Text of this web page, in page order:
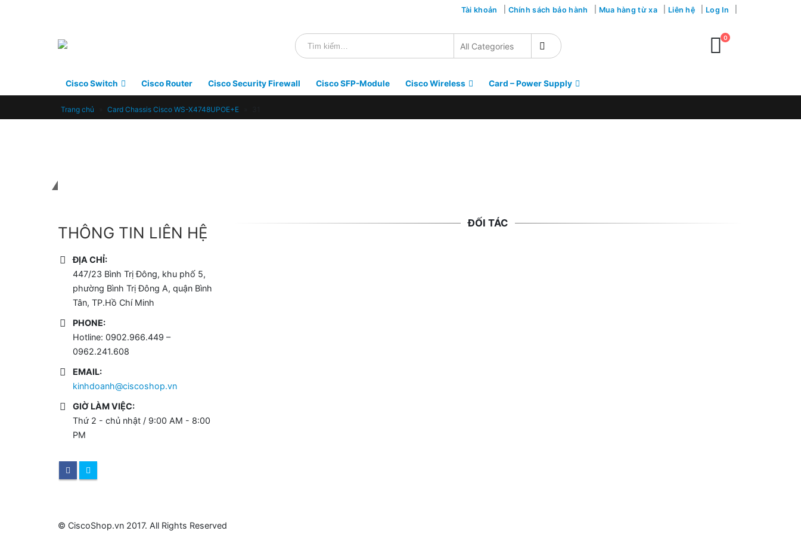
Tài khoản Chính sách bảo hành Mua hàng từ xa Liên hệ Log In
0
Cisco Switch Cisco Router Cisco Security Firewall Cisco SFP-Module Cisco Wireless Card – Power Supply
Trang chủ Card Chassis Cisco WS-X4748UPOE+E
THÔNG TIN LIÊN HỆ
ĐỊA CHỈ:
447/23 Bình Trị Đông, khu phố 5,
phường Bình Trị Đông A, quận Bình
Tân, TP.Hồ Chí Minh
PHONE:
Hotline: 0902.966.449 –
0962.241.608
EMAIL:
kinhdoanh@ciscoshop.vn
GIỜ LÀM VIỆC:
Thứ 2 - chủ nhật / 9:00 AM - 8:00
PM
ĐỐI TÁC
© CiscoShop.vn 2017. All Rights Reserved